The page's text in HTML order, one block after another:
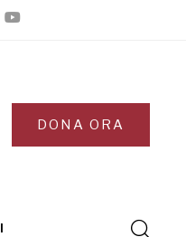
DONA ORA